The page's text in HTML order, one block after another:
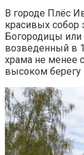
В городе Плёс
красивых собор
Богородицы или
возведенный в
храма не менее
высоком берегу